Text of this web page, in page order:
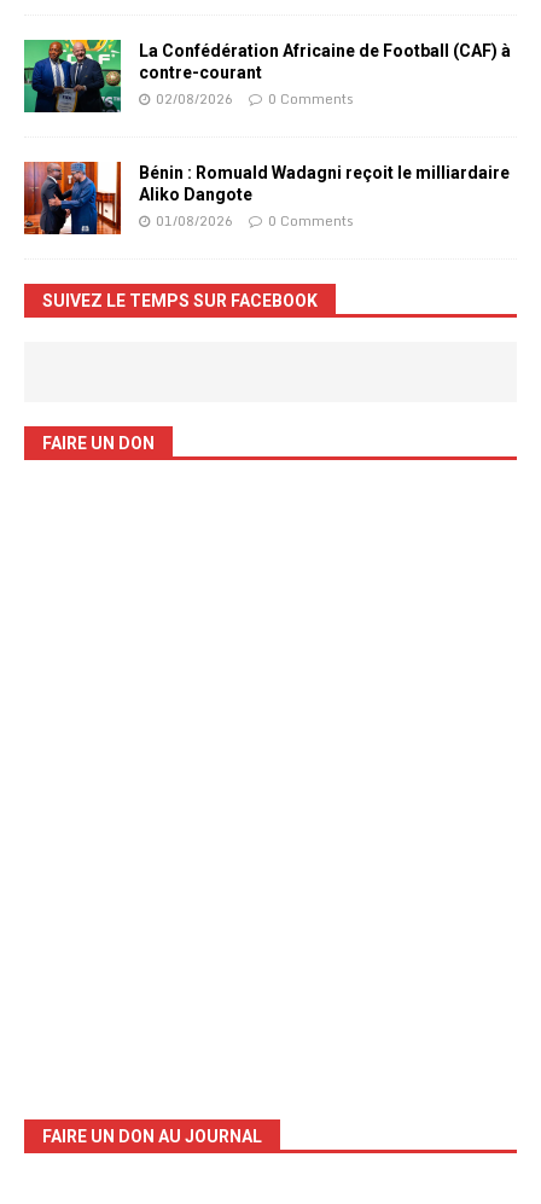
La Confédération Africaine de Football (CAF) à
contre-courant
02/08/2026 0 Comments
Bénin : Romuald Wadagni reçoit le milliardaire
Aliko Dangote
01/08/2026 0 Comments
SUIVEZ LE TEMPS SUR FACEBOOK
FAIRE UN DON
FAIRE UN DON AU JOURNAL